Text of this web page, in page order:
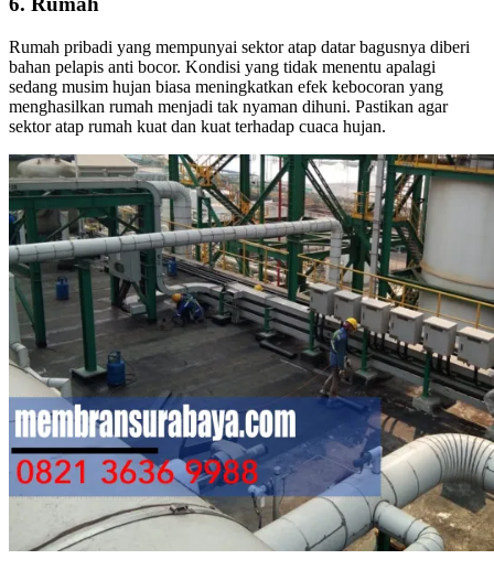
Rumah pribadi yang mempunyai sektor atap datar bagusnya diberi
bahan pelapis anti bocor. Kondisi yang tidak menentu apalagi
sedang musim hujan biasa meningkatkan efek kebocoran yang
menghasilkan rumah menjadi tak nyaman dihuni. Pastikan agar
sektor atap rumah kuat dan kuat terhadap cuaca hujan.